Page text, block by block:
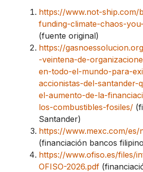
https://www.not-ship.com/
funding-climate-chaos-
(fuente original)
https://
-veintena-de-
en-todo-el-mundo-para-
accionistas-del-santander-
el-aumento-de-la-
los-combustibles-fosiles/
Santander)
https://www.mexc.com/es/
(financiación bancos
https://www.ofiso.es/files/
OFISO-2026.pdf